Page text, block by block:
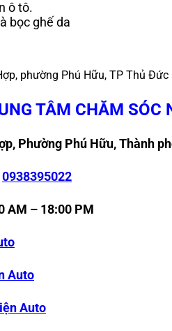
ô tô.
bọc ghế da
phường Phú Hữu, TP Thủ Đức
TÂM CHĂM SÓC
Phường Phú Hữu, Thành
0938395022
AM – 18:00 PM
Auto
Auto